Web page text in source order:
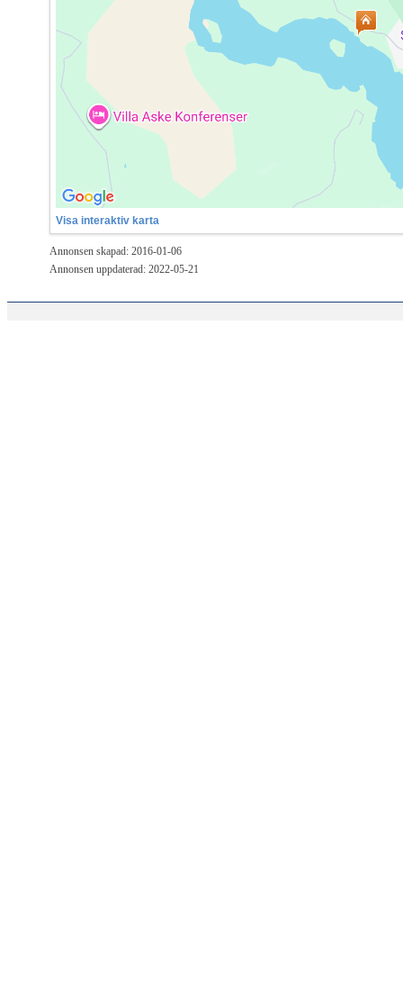
Visa interaktiv karta
Annonsen skapad: 2016-01-06
Annonsen uppdaterad: 2022-05-21